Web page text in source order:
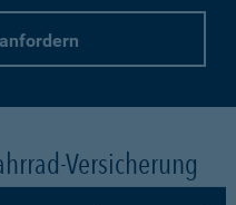
Versicherung